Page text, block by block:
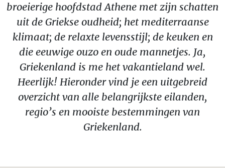
broeierige hoofdstad Athene met zijn schatten
uit de Griekse oudheid; het mediterraanse
klimaat; de relaxte levensstijl; de keuken en
die eeuwige ouzo en oude mannetjes. Ja,
Griekenland is me het vakantieland wel.
Heerlijk! Hieronder vind je een uitgebreid
overzicht van alle belangrijkste eilanden,
regio’s en mooiste bestemmingen van
Griekenland.